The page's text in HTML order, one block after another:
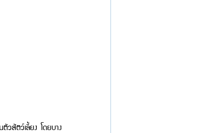
วสัตว์เลี้ยง โดยบาง